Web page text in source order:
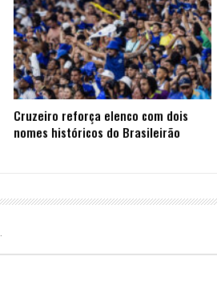
Cruzeiro reforça elenco com dois
nomes históricos do Brasileirão